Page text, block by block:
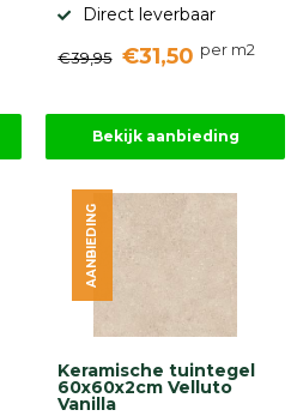
Direct leverbaar
€39,95 €31,50 per m2
Bekijk aanbieding
Keramische tuintegel
60x60x2cm Velluto
Vanilla
AANBIEDING